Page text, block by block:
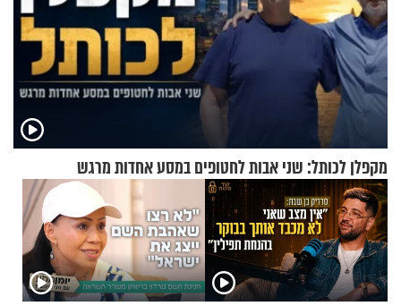
מקפלן לכותל: שני אבות לחטופים במסע אחדות מרגש